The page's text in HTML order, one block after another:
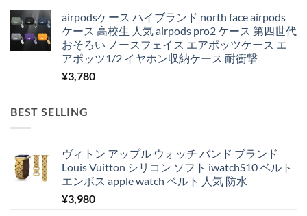
airpodsケース ハイブランド north face airpods
ケース 高校生 人気 airpods pro2 ケース 第四世代
おそろい ノースフェイス エアポッツケース エ
アポッツ1/2 イヤホン収納ケース 耐衝撃
¥3,780
BEST SELLING
ヴィトン アップル ウォッチ バンド ブランド
Louis Vuitton シリコン ソフト iwatchS10 ベルト
エンボス apple watch ベルト 人気 防水
¥3,980